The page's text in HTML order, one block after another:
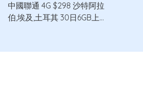
中國聯通 4G $298 沙特阿拉
伯,埃及,土耳其 30日6GB上網